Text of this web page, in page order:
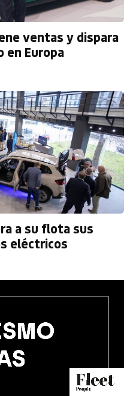
ventas y dispara
en Europa
a su flota sus
eléctricos